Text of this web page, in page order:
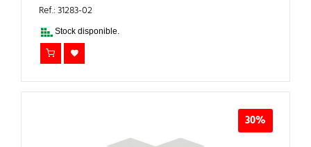
ERA:
8,87€.6,21€.
Ref.: 31283-02
Stock disponible.
30%